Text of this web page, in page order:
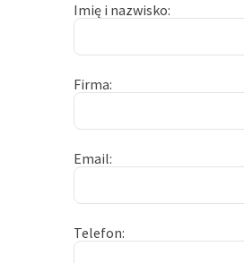
Imię i nazwisko
Firma
Email
Telefon